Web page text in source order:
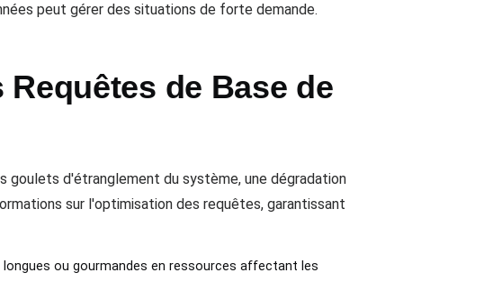
peut gérer des situations de forte demande.
de Base de
goulets d'étranglement du système, une dégradation
sur l'optimisation des requêtes, garantissant
ou gourmandes en ressources affectant les